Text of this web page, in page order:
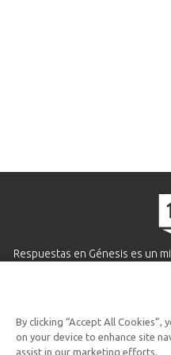
Respuestas en Génesis es un
By clicking “Accept All
on your device to enhance site
assist in our marketing efforts.